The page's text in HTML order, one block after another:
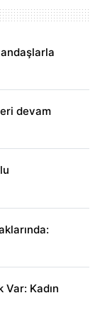
devam
Var: Kadın